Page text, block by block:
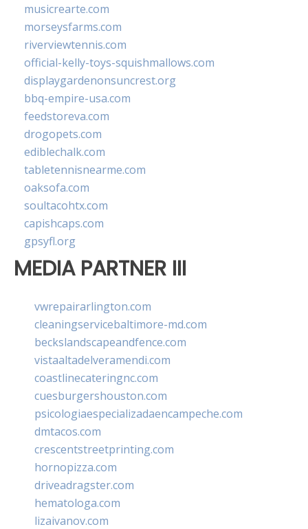
musicrearte.com
morseysfarms.com
riverviewtennis.com
official-kelly-toys-squishmallows.com
displaygardenonsuncrest.org
bbq-empire-usa.com
feedstoreva.com
drogopets.com
ediblechalk.com
tabletennisnearme.com
oaksofa.com
soultacohtx.com
capishcaps.com
gpsyfl.org
MEDIA PARTNER III
vwrepairarlington.com
cleaningservicebaltimore-md.com
beckslandscapeandfence.com
vistaaltadelveramendi.com
coastlinecateringnc.com
cuesburgershouston.com
psicologiaespecializadaencampeche.com
dmtacos.com
crescentstreetprinting.com
hornopizza.com
driveadragster.com
hematologa.com
lizaivanov.com